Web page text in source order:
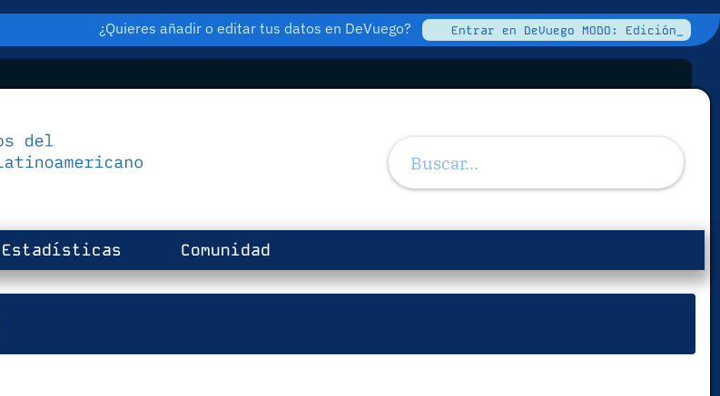
¿Quieres añadir o editar tus datos en DeVuego? Entrar en DeVuego MODO: Edición_
Estadísticas Comunidad